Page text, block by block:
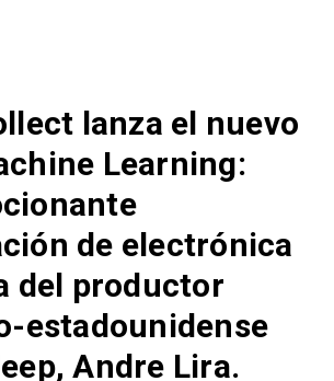
lanza el nuevo
Learning:
de electrónica
del productor
estadounidense
Andre Lira.